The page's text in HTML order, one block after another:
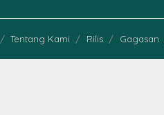
Tentang Kami Rilis Gagasan